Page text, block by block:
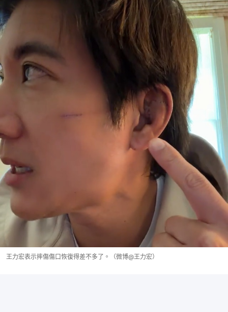
王力宏表示摔傷傷口恢復得差不多了。（微博@王力宏）